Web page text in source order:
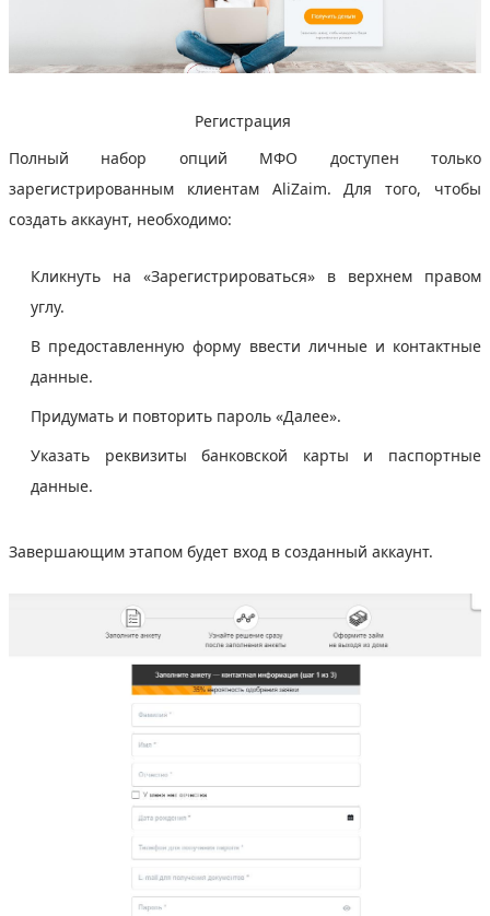
Регистрация
Полный набор опций МФО доступен только
зарегистрированным клиентам AliZaim. Для того, чтобы
создать аккаунт, необходимо:
Кликнуть на «Зарегистрироваться» в верхнем правом
углу.
В предоставленную форму ввести личные и контактные
данные.
Придумать и повторить пароль «Далее».
Указать реквизиты банковской карты и паспортные
данные.
Завершающим этапом будет вход в созданный аккаунт.